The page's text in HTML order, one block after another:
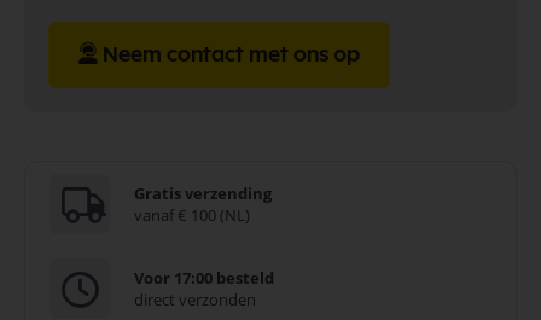
Neem contact met ons op
Gratis verzending
vanaf € 100 (NL)
Voor 17:00 besteld
direct verzonden